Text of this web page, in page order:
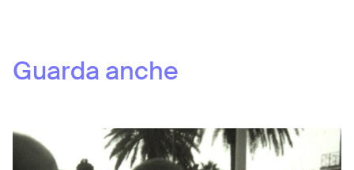
Guarda anche